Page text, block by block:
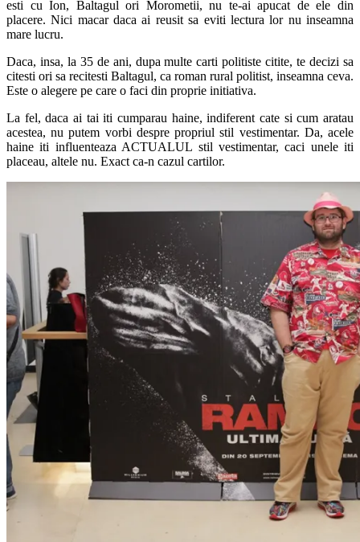
esti cu Ion, Baltagul ori Morometii, nu te-ai apucat de ele din
placere. Nici macar daca ai reusit sa eviti lectura lor nu inseamna
mare lucru.
Daca, insa, la 35 de ani, dupa multe carti politiste citite, te decizi sa
citesti ori sa recitesti Baltagul, ca roman rural politist, inseamna ceva.
Este o alegere pe care o faci din proprie initiativa.
La fel, daca ai tai iti cumparau haine, indiferent cate si cum aratau
acestea, nu putem vorbi despre propriul stil vestimentar. Da, acele
haine iti influenteaza ACTUALUL stil vestimentar, caci unele iti
placeau, altele nu. Exact ca-n cazul cartilor.